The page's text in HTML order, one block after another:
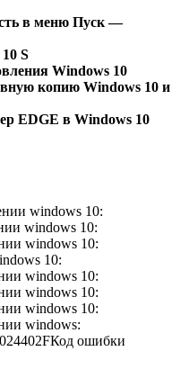
в меню Пуск —
S
Windows 10
копию Windows 10 и
EDGE в Windows 10
windows 10:
windows 10:
windows 10:
10:
windows 10:
windows 10:
windows 10:
windows:
Код ошибки